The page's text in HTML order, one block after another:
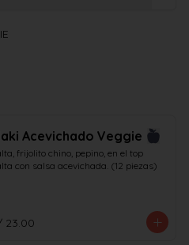
Acevichado Veggie
frijolito chino, pepino, en el top
con salsa acevichada. (12 piezas)
23.00